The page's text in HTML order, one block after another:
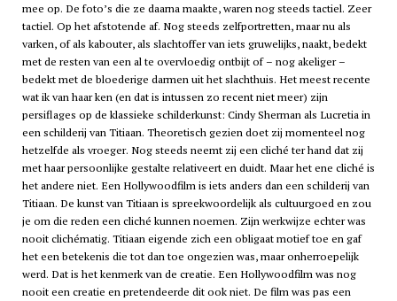
mee op. De foto’s die ze daarna maakte, waren nog steeds tactiel. Zeer
tactiel. Op het afstotende af. Nog steeds zelfportretten, maar nu als
varken, of als kabouter, als slachtoffer van iets gruwelijks, naakt, bedekt
met de resten van een al te overvloedig ontbijt of – nog akeliger –
bedekt met de bloederige darmen uit het slachthuis. Het meest recente
wat ik van haar ken (en dat is intussen zo recent niet meer) zijn
persiflages op de klassieke schilderkunst: Cindy Sherman als Lucretia in
een schilderij van Titiaan. Theoretisch gezien doet zij momenteel nog
hetzelfde als vroeger. Nog steeds neemt zij een cliché ter hand dat zij
met haar persoonlijke gestalte relativeert en duidt. Maar het ene cliché is
het andere niet. Een Hollywoodfilm is iets anders dan een schilderij van
Titiaan. De kunst van Titiaan is spreekwoordelijk als cultuurgoed en zou
je om die reden een cliché kunnen noemen. Zijn werkwijze echter was
nooit clichématig. Titiaan eigende zich een obligaat motief toe en gaf
het een betekenis die tot dan toe ongezien was, maar onherroepelijk
werd. Dat is het kenmerk van de creatie. Een Hollywoodfilm was nog
nooit een creatie en pretendeerde dit ook niet. De film was pas een